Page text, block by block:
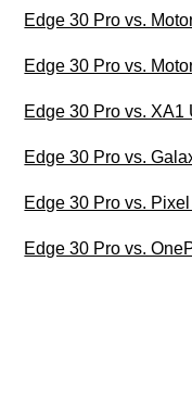
Edge 30 Pro vs.
Edge 30 Pro vs.
Edge 30 Pro vs. XA1
Edge 30 Pro vs.
Edge 30 Pro vs.
Edge 30 Pro vs.